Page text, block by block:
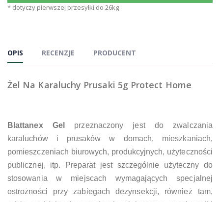
* dotyczy pierwszej przesyłki do 26kg
OPIS RECENZJE PRODUCENT
Żel Na Karaluchy Prusaki 5g Protect Home
Blattanex Gel
przeznaczony jest do zwalczania
karaluchów i prusaków w domach, mieszkaniach,
pomieszczeniach biurowych, produkcyjnych, użyteczności
publicznej, itp. Preparat jest szczególnie użyteczny do
stosowania w miejscach wymagających specjalnej
ostrożności przy zabiegach dezynsekcji, również tam,